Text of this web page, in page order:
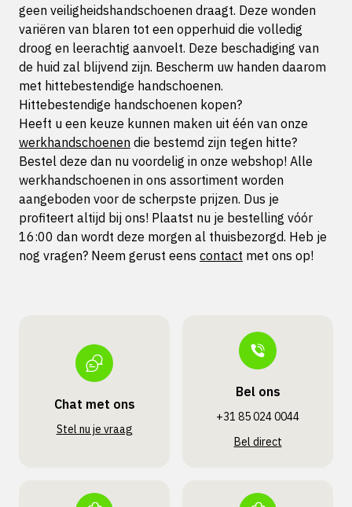
geen veiligheidshandschoenen draagt. Deze wonden
variëren van blaren tot een opperhuid die volledig
droog en leerachtig aanvoelt. Deze beschadiging van
de huid zal blijvend zijn. Bescherm uw handen daarom
met hittebestendige handschoenen.
Hittebestendige handschoenen kopen?
Heeft u een keuze kunnen maken uit één van onze
werkhandschoenen die bestemd zijn tegen hitte?
Bestel deze dan nu voordelig in onze webshop! Alle
werkhandschoenen in ons assortiment worden
aangeboden voor de scherpste prijzen. Dus je
profiteert altijd bij ons! Plaatst nu je bestelling vóór
16:00 dan wordt deze morgen al thuisbezorgd. Heb je
nog vragen? Neem gerust eens contact met ons op!
Chat met ons
Stel nu je vraag
Bel ons
+31 85 024 0044
Bel direct